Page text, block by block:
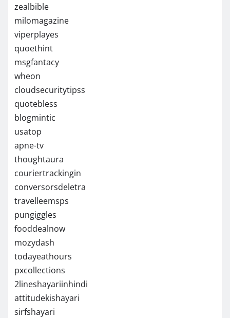
zealbible
milomagazine
viperplayes
quoethint
msgfantacy
wheon
cloudsecuritytipss
quotebless
blogmintic
usatop
apne-tv
thoughtaura
couriertrackingin
conversorsdeletra
travelleemsps
pungiggles
fooddealnow
mozydash
todayeathours
pxcollections
2lineshayariinhindi
attitudekishayari
sirfshayari